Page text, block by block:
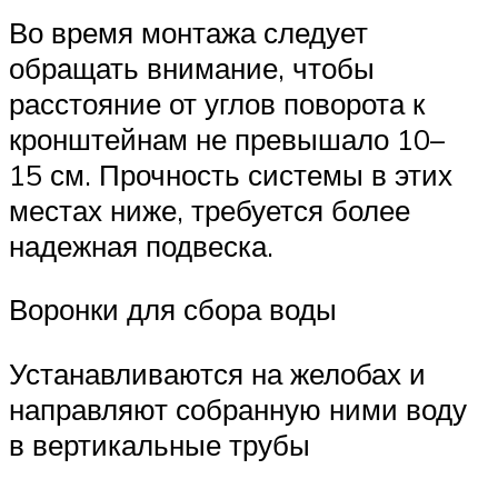
Во время монтажа следует
обращать внимание, чтобы
расстояние от углов поворота к
кронштейнам не превышало 10–
15 см. Прочность системы в этих
местах ниже, требуется более
надежная подвеска.
Воронки для сбора воды
Устанавливаются на желобах и
направляют собранную ними воду
в вертикальные трубы